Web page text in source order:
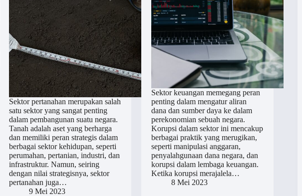
Sektor pertanahan merupakan salah
satu sektor yang sangat penting
dalam pembangunan suatu negara.
Tanah adalah aset yang berharga
dan memiliki peran strategis dalam
berbagai sektor kehidupan, seperti
perumahan, pertanian, industri, dan
infrastruktur. Namun, seiring
dengan nilai strategisnya, sektor
pertanahan juga…
9 Mei 2023
Sektor keuangan memegang peran
penting dalam mengatur aliran
dana dan sumber daya ke dalam
perekonomian sebuah negara.
Korupsi dalam sektor ini mencakup
berbagai praktik yang merugikan,
seperti manipulasi anggaran,
penyalahgunaan dana negara, dan
korupsi dalam lembaga keuangan.
Ketika korupsi merajalela…
8 Mei 2023